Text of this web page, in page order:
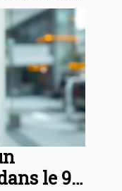
le 93